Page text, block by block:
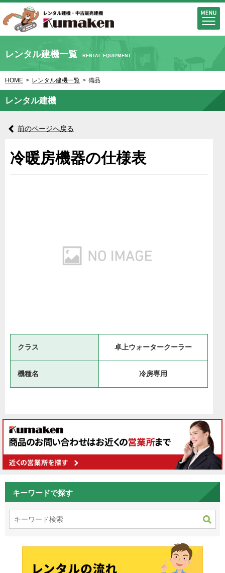
レンタル建機一覧 RENTAL EQUIPMENT
HOME > レンタル建機一覧 > 備品
レンタル建機
前のページへ戻る
冷暖房機器の仕様表
クラス 卓上ウォータークーラー
機種名 冷房専用
キーワードで探す